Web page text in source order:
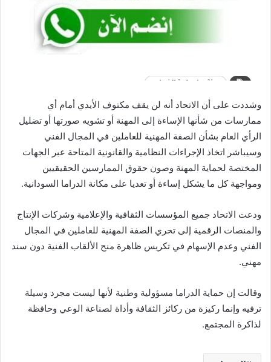
وشددت على أن الاتحاد أنه لن يقف مكتوف الأيدي أمام أي
ممارسات من شأنها الإساءة إلى المهنة أو تشويه صورتها أو تضليل
الرأي العام بشأن الصفة المهنية للعاملين في المجال الفني
وسيباشر اتخاذ الإجراءات النظامية والقانونية المتاحة عبر الجهات
المختصة لحماية المهنة وصون حقوق الممارسين الحقيقيين
ومواجهة كل ما يشكل إساءة أو تعديا على مكانة الدراما السودانية.
ودعت الاتحاد جميع المؤسسات الثقافية والإعلامية وشركات الإنتاج
والمنصات الرقمية إلى تحري الصفة المهنية للعاملين في المجال
الفني وعدم الإسهام في تكريس ظاهرة منح الألقاب الفنية دون سند
مهني.
وقالت إن حماية الدراما مسؤولية وطنية لأنها ليست مجرد وسيلة
ترفيه وإنما ركيزة من ركائز الثقافة وأداة لصناعة الوعي وحافظة
لذاكرة المجتمع.